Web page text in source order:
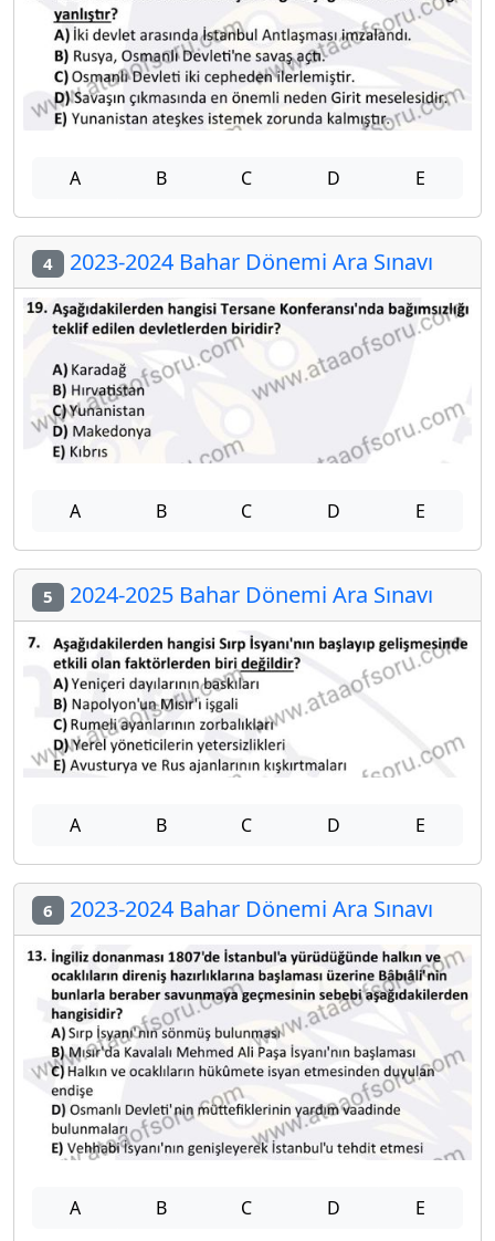
A B C D E
4 2023-2024 Bahar Dönemi Ara Sınavı
A B C D E
5 2024-2025 Bahar Dönemi Ara Sınavı
A B C D E
6 2023-2024 Bahar Dönemi Ara Sınavı
A B C D E